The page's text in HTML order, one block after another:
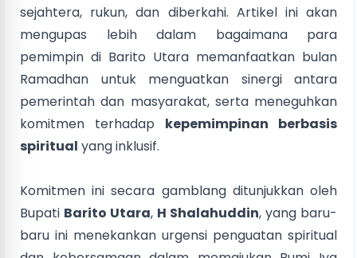
sejahtera, rukun, dan diberkahi. Artikel ini akan
mengupas lebih dalam bagaimana para
pemimpin di Barito Utara memanfaatkan bulan
Ramadhan untuk menguatkan sinergi antara
pemerintah dan masyarakat, serta meneguhkan
komitmen terhadap kepemimpinan berbasis
spiritual yang inklusif.
Komitmen ini secara gamblang ditunjukkan oleh
Bupati Barito Utara, H Shalahuddin, yang baru-
baru ini menekankan urgensi penguatan spiritual